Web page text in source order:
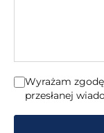
Wyrażam
przesłanej